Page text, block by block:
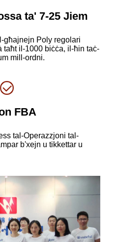
ta' 7-25 Jiem
għajnejn Poly regolari
taħt il-1000 biċċa, il-ħin taċ-
mill-ordni.
FBA
tal-Operazzjoni tal-
b'xejn u tikkettar u